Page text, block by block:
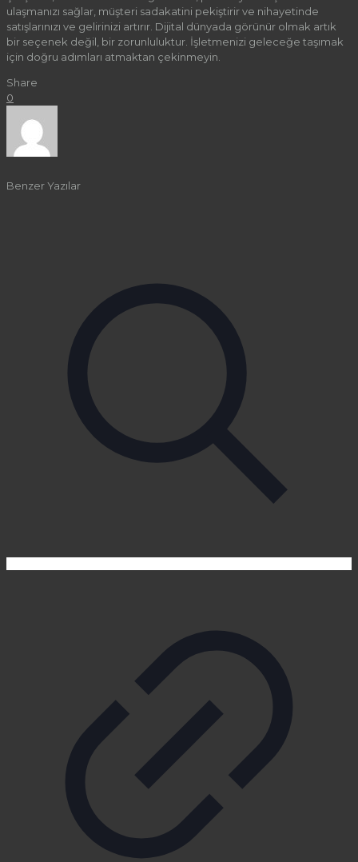
ulaşmanızı sağlar, müşteri sadakatini pekiştirir ve nihayetinde
satışlarınızı ve gelirinizi artırır. Dijital dünyada görünür olmak artık
bir seçenek değil, bir zorunluluktur. İşletmenizi geleceğe taşımak
için doğru adımları atmaktan çekinmeyin.
Share
0
Benzer Yazılar